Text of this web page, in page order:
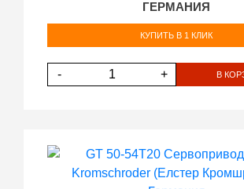
ГЕРМАНИЯ
КУПИТЬ В 1 КЛИК
- + В